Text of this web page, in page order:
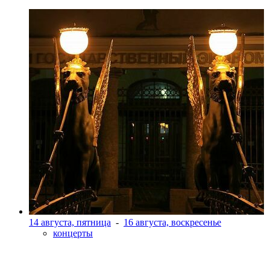
14 августа, пятница - 16 августа, воскресенье
концерты